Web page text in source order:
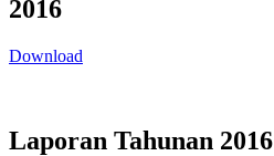
2016
Download
Laporan Tahunan 2016